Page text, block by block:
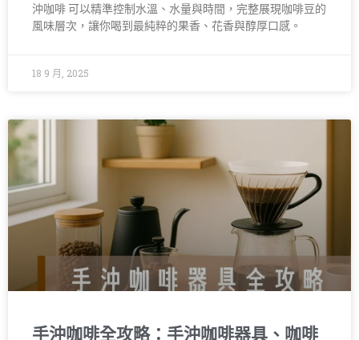
沖咖啡 可以精準控制水溫、水量與時間，完整展現咖啡豆的
風味層次，讓你喝到最純粹的果香、花香與醇厚口感。
18 9 月, 2025
手沖咖啡全攻略：手沖咖啡器具、咖啡